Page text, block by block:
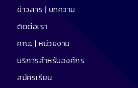
ข่าวสาร | บทความ
ติดต่อเรา
คณะ | หน่วยงาน
บริการสำหรับองค์กร
สมัครเรียน